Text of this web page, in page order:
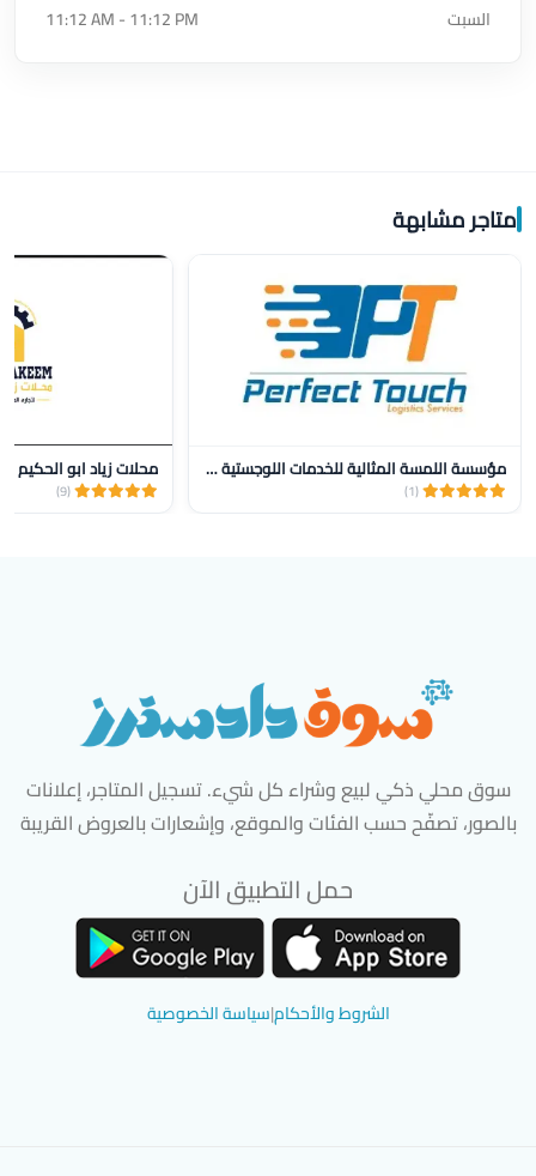
السبت
11:12 AM - 11:12 PM
متاجر مشابهة
مؤسسة اللمسة المثالية للخدمات اللوجستية للنقل
(1)
محلات زياد ابو الحكيم
(9)
سوق محلي ذكي لبيع وشراء كل شيء. تسجيل المتاجر، إعلانات
بالصور، تصفّح حسب الفئات والموقع، وإشعارات بالعروض القريبة
حمل التطبيق الآن
الشروط والأحكام|سياسة الخصوصية